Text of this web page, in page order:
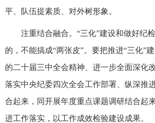
平、队伍提素质、对外树形象。
注重结合融合。“三化”建设和做好纪
的，不能搞成“两张皮”。要把推进“三化”
的二十届三中全会精神、进一步全面深化
落实中央纪委四次全会工作部署、纵深推
合起来，同开展年度重点课题调研结合起
进工作落实，以工作成效检验建设成果。